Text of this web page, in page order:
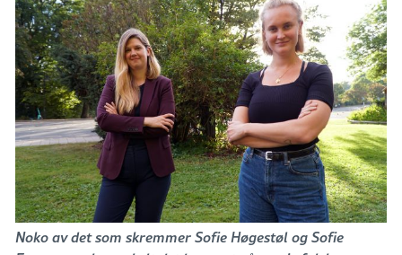
Noko av det som skremmer Sofie Høgestøl og Sofie